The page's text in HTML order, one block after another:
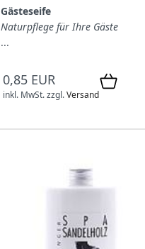
Gästeseife
Naturpflege für Ihre Gäste
...
0,85 EUR
inkl. MwSt.zzgl.Versand